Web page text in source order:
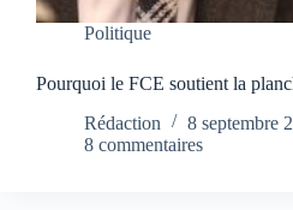
Politique
Pourquoi le FCE soutient la
Rédaction
8 septembre
8 commentaires